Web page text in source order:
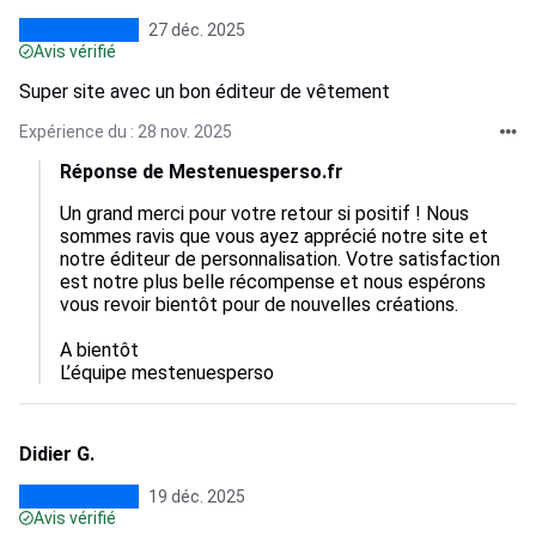
27 déc. 2025
Avis vérifié
Super site avec un bon éditeur de vêtement
Expérience du : 28 nov. 2025
Réponse de Mestenuesperso.fr
Un grand merci pour votre retour si positif ! Nous
sommes ravis que vous ayez apprécié notre site et
notre éditeur de personnalisation. Votre satisfaction
est notre plus belle récompense et nous espérons
vous revoir bientôt pour de nouvelles créations.
A bientôt
L’équipe mestenuesperso
Didier G.
19 déc. 2025
Avis vérifié